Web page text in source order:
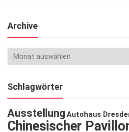
Archive
Schlagwörter
Ausstellung Autohaus
Chinesischer